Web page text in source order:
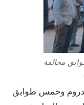
مخالفة
وخمس طوابق